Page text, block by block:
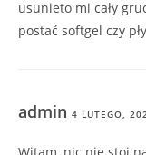
usunieto mi cały
postać softgel czy
admin 4 LUTEGO,